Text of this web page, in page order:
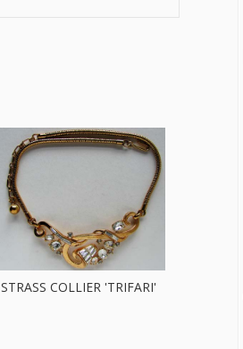
STRASS COLLIER 'TRIFARI'